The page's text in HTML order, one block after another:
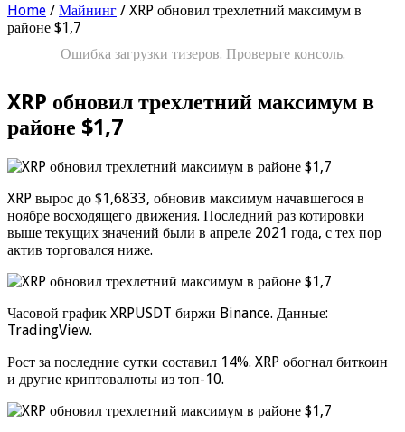
Home / Майнинг / XRP обновил трехлетний максимум в
районе $1,7
Ошибка загрузки тизеров. Проверьте консоль.
XRP обновил трехлетний максимум в
районе $1,7
XRP вырос до $1,6833, обновив максимум начавшегося в
ноябре восходящего движения. Последний раз котировки
выше текущих значений были в апреле 2021 года, с тех пор
актив торговался ниже.
Часовой график XRPUSDT биржи Binance. Данные:
TradingView.
Рост за последние сутки составил 14%. XRP обогнал биткоин
и другие криптовалюты из топ-10.